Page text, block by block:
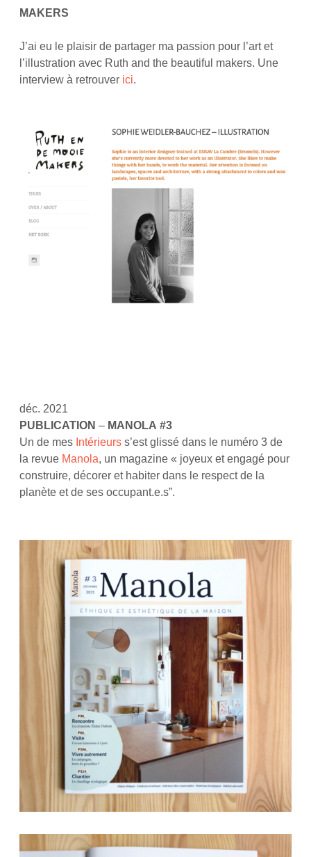
MAKERS
J’ai eu le plaisir de partager ma passion pour l’art et
l’illustration avec Ruth and the beautiful makers. Une
interview à retrouver ici.
déc. 2021
PUBLICATION – MANOLA #3
Un de mes Intérieurs s’est glissé dans le numéro 3 de
la revue Manola, un magazine « joyeux et engagé pour
construire, décorer et habiter dans le respect de la
planète et de ses occupant.e.s”.